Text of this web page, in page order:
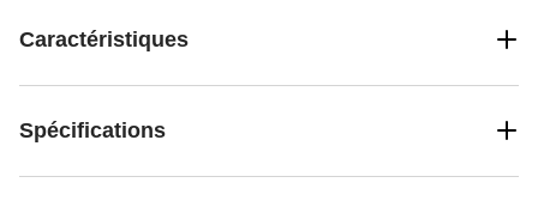
Caractéristiques
Spécifications